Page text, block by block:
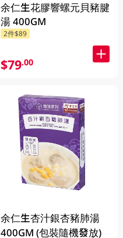
余仁生花膠響螺元貝豬腱
湯 400GM
2件$89
$79.00
余仁生杏汁銀杏豬肺湯
400GM (包裝隨機發放)